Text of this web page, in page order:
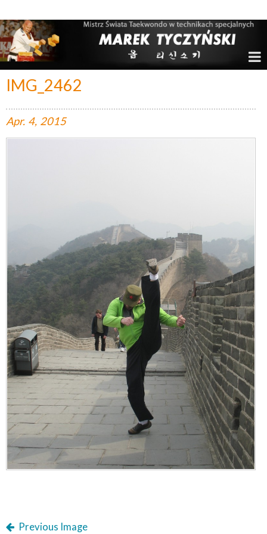
IMG_2462
Apr. 4, 2015
Previous Image